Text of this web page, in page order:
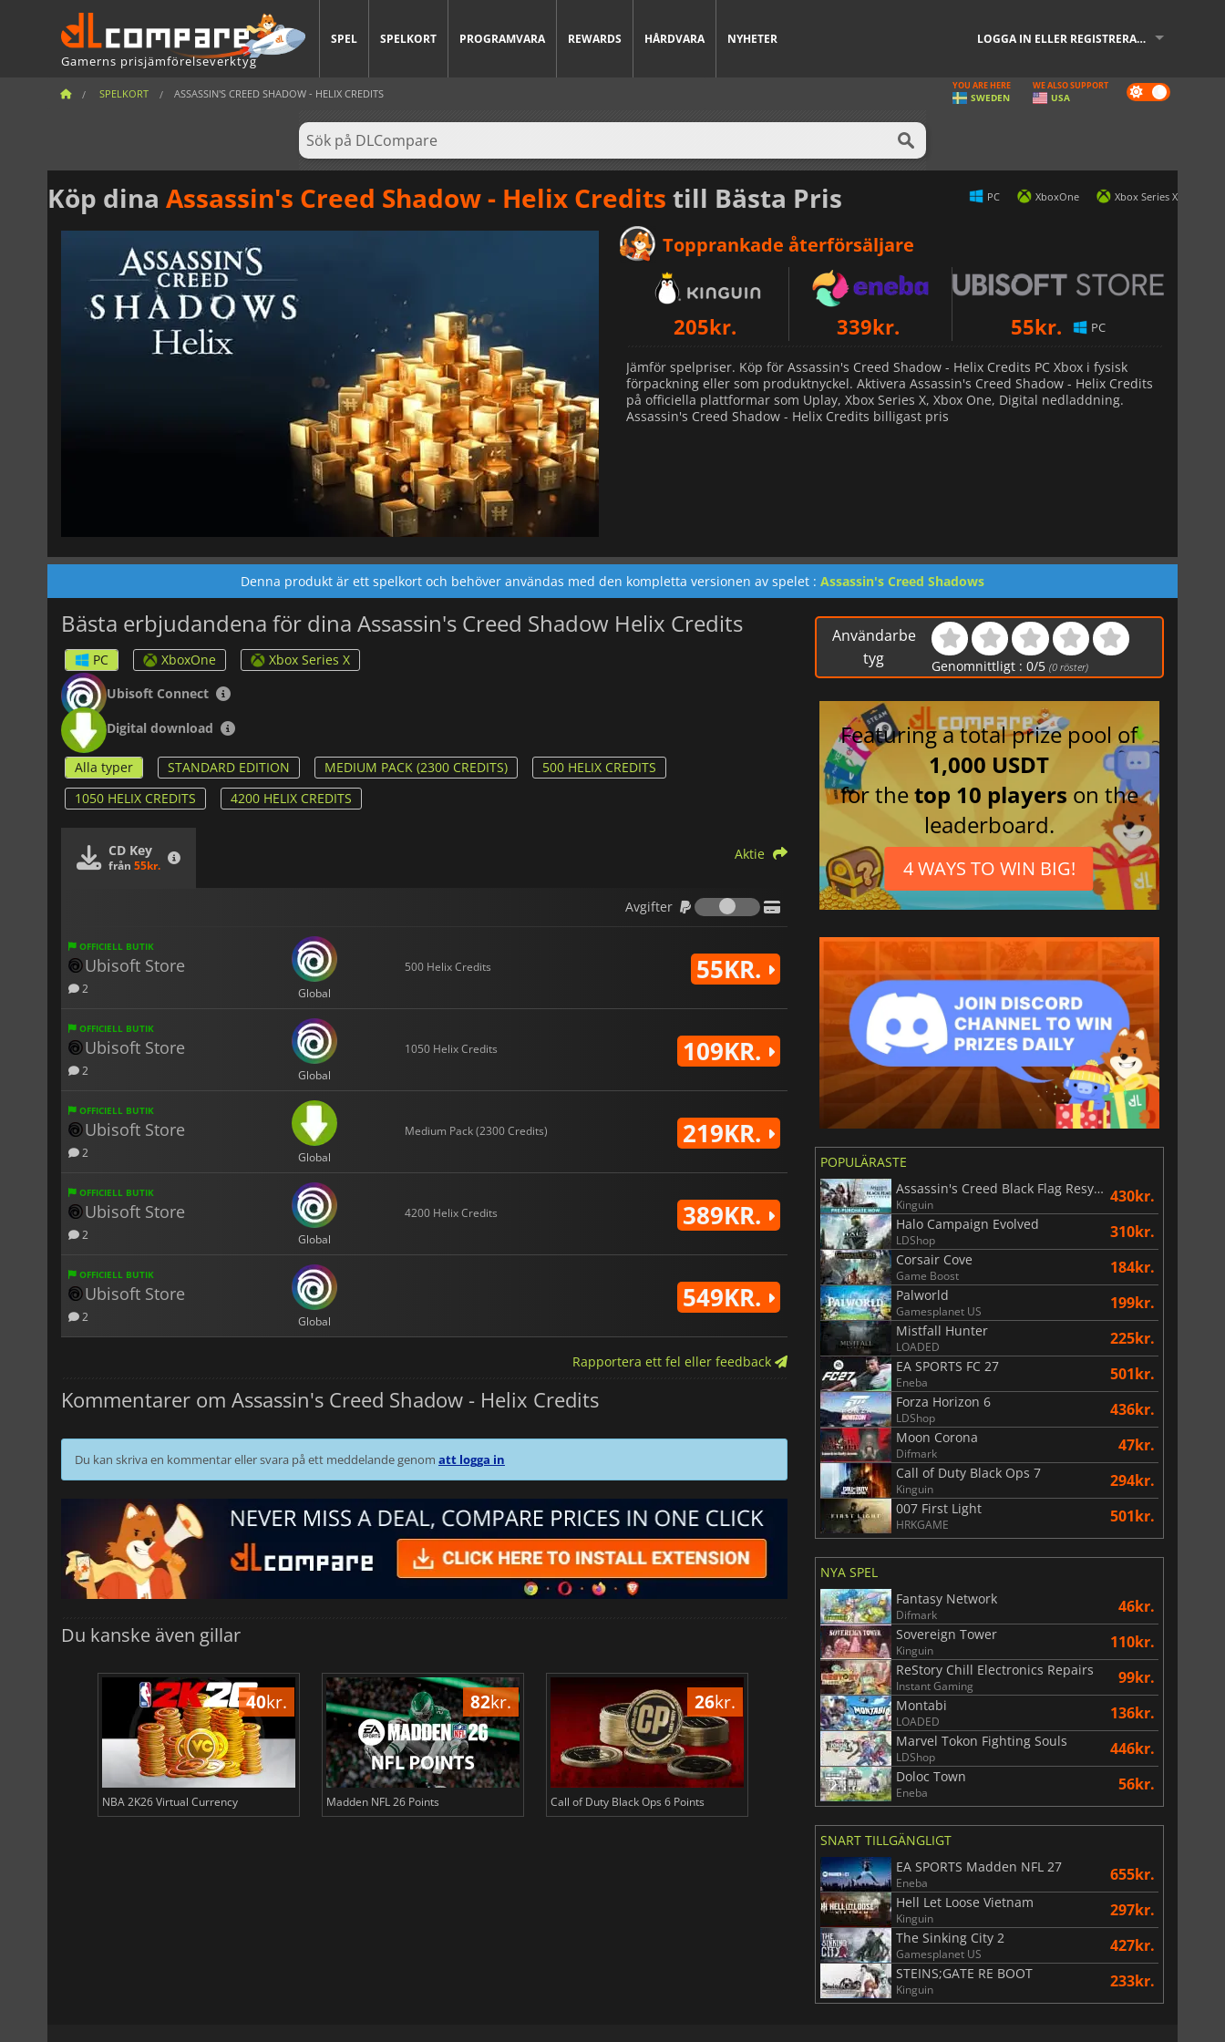
Gamerns prisjämförelseverktyg
SPEL SPELKORT PROGRAMVARA REWARDS HÅRDVARA NYHETER LOGGA IN ELLER REGISTRERA DIG
SPELKORT ASSASSIN'S CREED SHADOW - HELIX CREDITS Dark
mode
YOU ARE HERE
SWEDEN
WE ALSO SUPPORT
USA
Köp dina Assassin's Creed Shadow - Helix Credits till Bästa Pris PC XboxOne Xbox Series X
Topprankade återförsäljare
205kr.
Xbox Series X
339kr.
Xbox Series X
55kr. PC
Jämför spelpriser. Köp för Assassin's Creed Shadow - Helix Credits PC Xbox i fysisk
förpackning eller som produktnyckel. Aktivera Assassin's Creed Shadow - Helix Credits
på officiella plattformar som Uplay, Xbox Series X, Xbox One, Digital nedladdning.
Assassin's Creed Shadow - Helix Credits billigast pris
Denna produkt är ett spelkort och behöver användas med den kompletta versionen av spelet : Assassin's Creed Shadows
Bästa erbjudandena för dina Assassin's Creed Shadow Helix Credits
PC XboxOne
Xbox Series X
Ubisoft Connect
Digital download
Alla typer STANDARD EDITION MEDIUM PACK (2300 CREDITS)
500 HELIX CREDITS
1050 HELIX CREDITS
4200 HELIX CREDITS
CD Key
från 55kr.
Aktie
Avgifter
Avgifter
OFFICIELL BUTIK
Ubisoft Store
2 Global
500 Helix Credits 55KR.
OFFICIELL BUTIK
Ubisoft Store
2 Global
1050 Helix Credits 109KR.
OFFICIELL BUTIK
Ubisoft Store
2 Global
Medium Pack (2300 Credits) 219KR.
OFFICIELL BUTIK
Ubisoft Store
2 Global
4200 Helix Credits 389KR.
OFFICIELL BUTIK
Ubisoft Store
2 Global
549KR.
Rapportera ett fel eller feedback
Kommentarer om Assassin's Creed Shadow - Helix Credits
Du kan skriva en kommentar eller svara på ett meddelande genom att logga in
Du kanske även gillar
40kr.
NBA 2K26 Virtual Currency
82kr.
Madden NFL 26 Points
26kr.
Call of Duty Black Ops 6 Points
40kr.
NBA 2K25 Virtual Currency
42
Användarbe
tyg
Genomnittligt :0/5 (0 röster)
Featuring a total prize pool of
1,000 USDT
for thetop 10 players on the
leaderboard.
4 WAYS TO WIN BIG!
POPULÄRASTE
Assassin's Creed Black Flag Resynced
Kinguin 430kr.
Halo Campaign Evolved
LDShop 310kr.
Corsair Cove
Game Boost 184kr.
Palworld
Gamesplanet US 199kr.
Mistfall Hunter
LOADED 225kr.
EA SPORTS FC 27
Eneba 501kr.
Forza Horizon 6
LDShop 436kr.
Moon Corona
Difmark 47kr.
Call of Duty Black Ops 7
Kinguin 294kr.
007 First Light
HRKGAME 501kr.
NYA SPEL
Fantasy Network
Difmark 46kr.
Sovereign Tower
Kinguin 110kr.
ReStory Chill Electronics Repairs
Instant Gaming 99kr.
Montabi
LOADED 136kr.
Marvel Tokon Fighting Souls
LDShop 446kr.
Doloc Town
Eneba 56kr.
SNART TILLGÄNGLIGT
EA SPORTS Madden NFL 27
Eneba 655kr.
Hell Let Loose Vietnam
Kinguin 297kr.
The Sinking City 2
Gamesplanet US 427kr.
STEINS;GATE RE BOOT
Kinguin 233kr.